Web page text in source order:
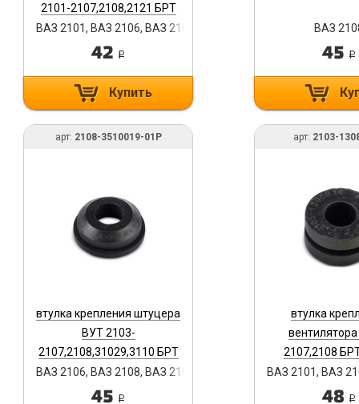
2101-2107,2108,2121 БРТ
2101-1009140Р
ВАЗ 2101, ВАЗ 2106, ВАЗ 2108, ВАЗ 2121 (Нива 3‑дв.), ВАЗ
42 i
Купить
ВАЗ
45 i
арт: 2108-3510019-01Р
втулка крепления штуцера
ВУТ 2103-
2107,2108,31029,3110 БРТ
2108-3510019-01Р
ВАЗ 2106, ВАЗ 2108, ВАЗ 2105, ВАЗ 2104, ВАЗ 2107, ВАЗ
45 i
арт: 2103-
втулка
2107,2108
ВАЗ 2101, ВАЗ
48 i